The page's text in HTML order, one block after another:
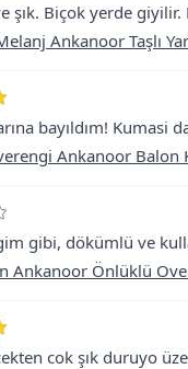
şık. Biçok yerde
Ankanoor Taşlı
bayıldım! Kumasi
Ankanoor Balon
gibi, dökümlü ve
Ankanoor Önlüklü
cok şık duruyo